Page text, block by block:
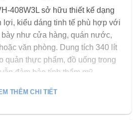
408W3L sở hữu thiết kế dạng
lợi, kiểu dáng tinh tế phù hợp với
như cửa hàng, quán nước,
văn phòng. Dung tích 340 lít
quản thực phẩm, đồ uống trong
đảm bảo tính thẩm mỹ.
đọng sương
THÊM CHI TIẾT